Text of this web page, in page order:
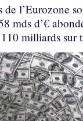
l’Eurozone
mds d’€
milliards sur